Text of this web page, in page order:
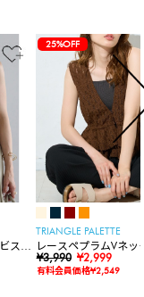
スチ
25%OFF
TRIANGLE PALETTE
レースペプラムVネッ
ト
¥3,990 ¥2,999
有料会員価格¥2,549